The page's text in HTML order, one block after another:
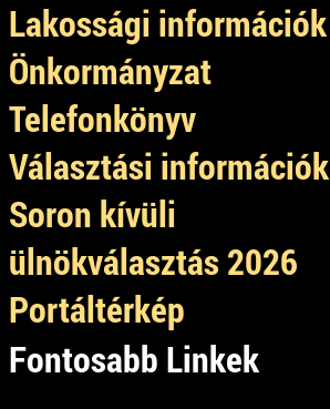
Lakossági információk
Önkormányzat
Telefonkönyv
Választási információk
Soron kívüli
ülnökválasztás 2026
Portáltérkép
Fontosabb Linkek